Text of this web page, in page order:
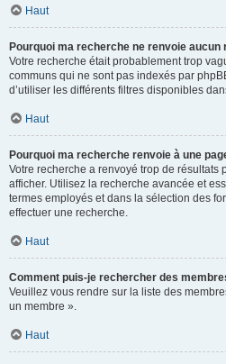
Haut
Pourquoi ma recherche ne renvoie aucun
Votre recherche était probablement trop
communs qui ne sont pas indexés par
d’utiliser les différents filtres disponibles
Haut
Pourquoi ma recherche renvoie à une
Votre recherche a renvoyé trop de résultats
afficher. Utilisez la recherche avancée et
termes employés et dans la sélection des
effectuer une recherche.
Haut
Comment puis-je rechercher des
Veuillez vous rendre sur la liste des
un membre ».
Haut